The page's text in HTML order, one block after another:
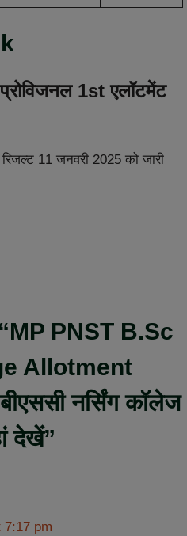
1st एलॉटमेंट
11 जनवरी 2025 को जारी
PNST B.Sc
Allotment
नर्सिंग कॉलेज
देखें”
7:17 pm